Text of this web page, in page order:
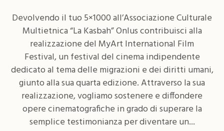
Devolvendo il tuo 5×1000 all’Associazione Culturale
Multietnica “La Kasbah” Onlus contribuisci alla
realizzazione del MyArt International Film
Festival, un festival del cinema indipendente
dedicato al tema delle migrazioni e dei diritti umani,
giunto alla sua quarta edizione. Attraverso la sua
realizzazione, vogliamo sostenere e diffondere
opere cinematografiche in grado di superare la
semplice testimonianza per diventare un...